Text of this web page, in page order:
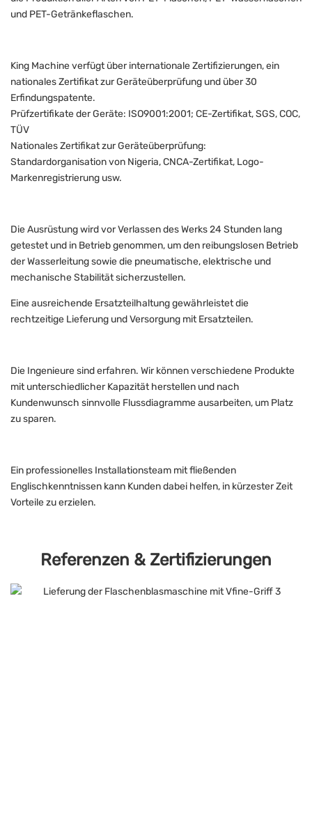
und PET-Getränkeflaschen.
King Machine verfügt über internationale Zertifizierungen, ein
nationales Zertifikat zur Geräteüberprüfung und über 30
Erfindungspatente.
Prüfzertifikate der Geräte: ISO9001:2001; CE-Zertifikat, SGS, COC,
TÜV
Nationales Zertifikat zur Geräteüberprüfung:
Standardorganisation von Nigeria, CNCA-Zertifikat, Logo-
Markenregistrierung usw.
Die Ausrüstung wird vor Verlassen des Werks 24 Stunden lang
getestet und in Betrieb genommen, um den reibungslosen Betrieb
der Wasserleitung sowie die pneumatische, elektrische und
mechanische Stabilität sicherzustellen.
Eine ausreichende Ersatzteilhaltung gewährleistet die
rechtzeitige Lieferung und Versorgung mit Ersatzteilen.
Die Ingenieure sind erfahren. Wir können verschiedene Produkte
mit unterschiedlicher Kapazität herstellen und nach
Kundenwunsch sinnvolle Flussdiagramme ausarbeiten, um Platz
zu sparen.
Ein professionelles Installationsteam mit fließenden
Englischkenntnissen kann Kunden dabei helfen, in kürzester Zeit
Vorteile zu erzielen.
Referenzen & Zertifizierungen